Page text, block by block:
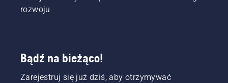
rozwoju
Bądź na bieżąco!
Zarejestruj się już dziś, aby otrzymywać